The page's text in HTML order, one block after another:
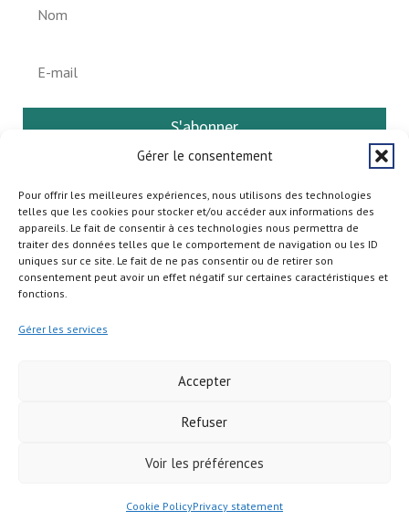
Gérer le consentement
Pour offrir les meilleures expériences, nous utilisons des technologies
telles que les cookies pour stocker et/ou accéder aux informations des
appareils. Le fait de consentir à ces technologies nous permettra de
traiter des données telles que le comportement de navigation ou les ID
uniques sur ce site. Le fait de ne pas consentir ou de retirer son
consentement peut avoir un effet négatif sur certaines caractéristiques et
fonctions.
Gérer les services
Accepter
Refuser
Voir les préférences
Cookie PolicyPrivacy statement
S'abonner
Copyright © 2026